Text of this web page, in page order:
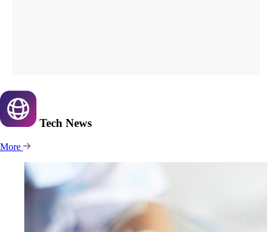
Tech News
More